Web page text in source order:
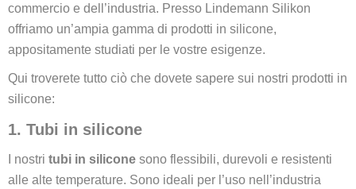
commercio e dell’industria. Presso Lindemann Silikon
offriamo un’ampia gamma di prodotti in silicone,
appositamente studiati per le vostre esigenze.
Qui troverete tutto ciò che dovete sapere sui nostri prodotti in
silicone:
1. Tubi in silicone
I nostri tubi in silicone sono flessibili, durevoli e resistenti
alle alte temperature. Sono ideali per l’uso nell’industria